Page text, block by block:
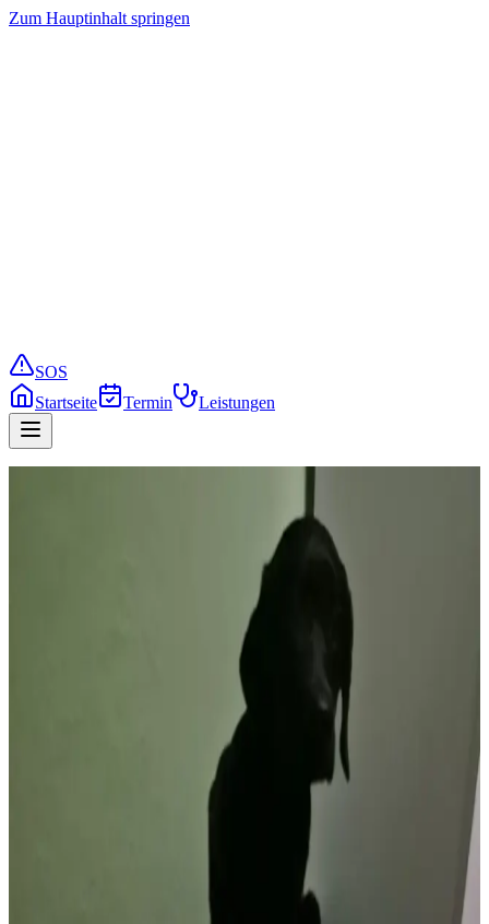
Zum Hauptinhalt springen
SOS
Startseite
Termin Leistungen
Ein Fall aus unseren täglichen
Hausbesuchen - Stromkabel gefressen
Ein Hund hatte ein Stromkabel gefressen – eine lebensgefährliche
Situation. Wenn ein Tier Kabel verschluckt, besteht akute